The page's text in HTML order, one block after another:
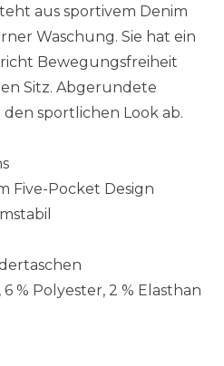
aus sportivem Denim
Waschung. Sie hat ein
Bewegungsfreiheit
Sitz. Abgerundete
sportlichen Look ab.
Five-Pocket Design
% Polyester, 2 % Elasthan